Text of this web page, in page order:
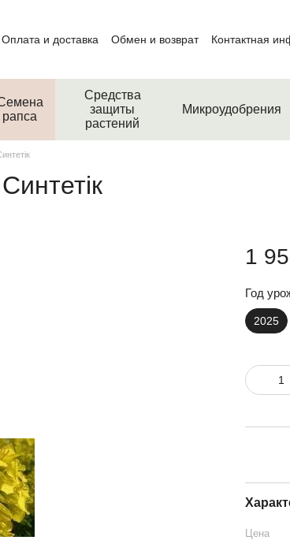
Оплата и доставка Обмен и возврат Контактная
рапса
Средства
защиты
растений
Микроудобрения
1
Год
2025
Цена